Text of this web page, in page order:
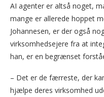
AI agenter er altså noget,
mange er allerede hoppet
Johannesen, er der også
virksomhedsejere fra at
han, er en begrænset
– Det er de færreste, der
hjælpe deres virksomhed